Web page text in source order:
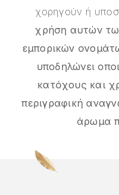
χορηγούν ή
χρήση αυτών
εμπορικών
υποδηλώνει
κατόχους και
περιγραφική
άρωμα